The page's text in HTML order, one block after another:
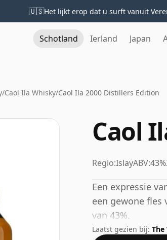
🇺🇸Het lijkt erop dat u surft vanuit
Schotland Ierland Japan
/Caol Ila Whisky/Caol Ila 2000 Distillers Edition
Caol
Regio:IslayABV:43%
Een expressie
een gewone fles
van 43%.
Laatst gezien bij: The